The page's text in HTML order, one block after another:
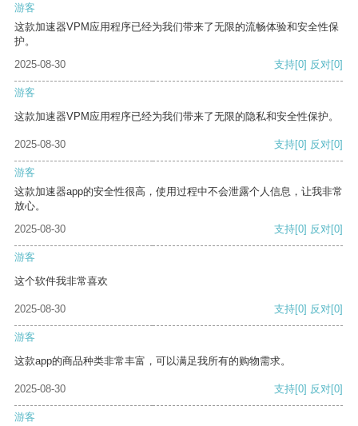
游客
这款加速器VPM应用程序已经为我们带来了无限的流畅体验和安全性保
护。
2025-08-30
支持[0] 反对[0]
游客
这款加速器VPM应用程序已经为我们带来了无限的隐私和安全性保护。
2025-08-30 支持[0] 反对[0]
游客
这款加速器app的安全性很高，使用过程中不会泄露个人信息，让我非常
放心。
2025-08-30
支持[0] 反对[0]
游客
这个软件我非常喜欢
2025-08-30 支持[0] 反对[0]
游客
这款app的商品种类非常丰富，可以满足我所有的购物需求。
2025-08-30 支持[0] 反对[0]
游客